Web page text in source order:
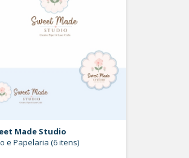
Made Studio
e Papelaria (6 itens)